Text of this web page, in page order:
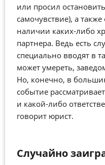
или просил
самочувствие), а
наличии каких-либо
партнера. Ведь есть
специально вводят в
может умереть,
Но, конечно, в
событие
и какой-либо
говорит юрист.
Случайно